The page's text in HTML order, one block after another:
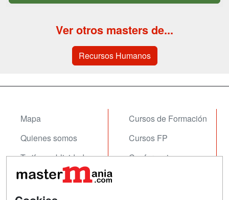
Ver otros masters de...
Recursos Humanos
Mapa
Quienes somos
Tarifas publicidad
Acceso Usuarios
Acceso Centros
Cursos de Formación
Cursos FP
Conferencias